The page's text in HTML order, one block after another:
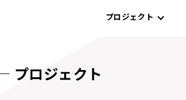
プロジェクト
プロジェクト